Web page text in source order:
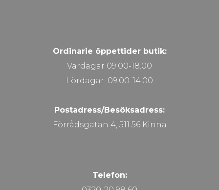
Ordinarie öppettider butik:
Vardagar 09.00-18.00
Lördagar: 09.00-14.00
Postadress/Besöksadress:
Förrådsgatan 4, 511 56 Kinna
Telefon: